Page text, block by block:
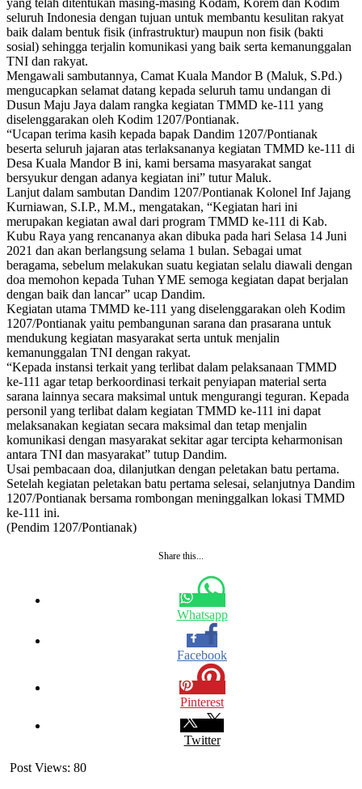
seluruh Indonesia dengan tujuan untuk membantu kesulitan rakyat
baik dalam bentuk fisik (infrastruktur) maupun non fisik (bakti
sosial) sehingga terjalin komunikasi yang baik serta kemanunggalan
TNI dan rakyat.
Mengawali sambutannya, Camat Kuala Mandor B (Maluk, S.Pd.)
mengucapkan selamat datang kepada seluruh tamu undangan di
Dusun Maju Jaya dalam rangka kegiatan TMMD ke-111 yang
diselenggarakan oleh Kodim 1207/Pontianak.
“Ucapan terima kasih kepada bapak Dandim 1207/Pontianak
beserta seluruh jajaran atas terlaksananya kegiatan TMMD ke-111 di
Desa Kuala Mandor B ini, kami bersama masyarakat sangat
bersyukur dengan adanya kegiatan ini” tutur Maluk.
Lanjut dalam sambutan Dandim 1207/Pontianak Kolonel Inf Jajang
Kurniawan, S.I.P., M.M., mengatakan, “Kegiatan hari ini
merupakan kegiatan awal dari program TMMD ke-111 di Kab.
Kubu Raya yang rencananya akan dibuka pada hari Selasa 14 Juni
2021 dan akan berlangsung selama 1 bulan. Sebagai umat
beragama, sebelum melakukan suatu kegiatan selalu diawali dengan
doa memohon kepada Tuhan YME semoga kegiatan dapat berjalan
dengan baik dan lancar” ucap Dandim.
Kegiatan utama TMMD ke-111 yang diselenggarakan oleh Kodim
1207/Pontianak yaitu pembangunan sarana dan prasarana untuk
mendukung kegiatan masyarakat serta untuk menjalin
kemanunggalan TNI dengan rakyat.
“Kepada instansi terkait yang terlibat dalam pelaksanaan TMMD
ke-111 agar tetap berkoordinasi terkait penyiapan material serta
sarana lainnya secara maksimal untuk mengurangi teguran. Kepada
personil yang terlibat dalam kegiatan TMMD ke-111 ini dapat
melaksanakan kegiatan secara maksimal dan tetap menjalin
komunikasi dengan masyarakat sekitar agar tercipta keharmonisan
antara TNI dan masyarakat” tutup Dandim.
Usai pembacaan doa, dilanjutkan dengan peletakan batu pertama.
Setelah kegiatan peletakan batu pertama selesai, selanjutnya Dandim
1207/Pontianak bersama rombongan meninggalkan lokasi TMMD
ke-111 ini.
(Pendim 1207/Pontianak)
Share this...
Whatsapp
Facebook
Pinterest
Twitter
Post Views: 80